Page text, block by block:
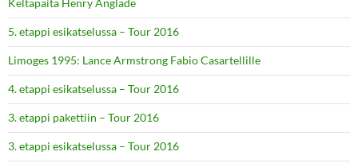
Keltapaita Henry Anglade
5. etappi esikatselussa – Tour 2016
Limoges 1995: Lance Armstrong Fabio Casartellille
4. etappi esikatselussa – Tour 2016
3. etappi pakettiin – Tour 2016
3. etappi esikatselussa – Tour 2016